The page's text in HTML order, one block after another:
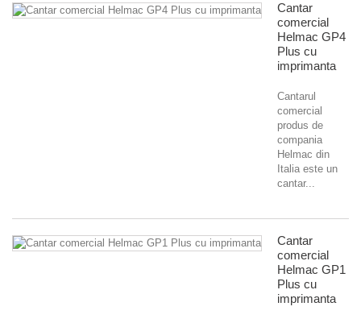
Cantar
comercial
Helmac GP4
Plus cu
imprimanta
Cantarul
comercial
produs de
compania
Helmac din
Italia este un
cantar...
Cantar
comercial
Helmac GP1
Plus cu
imprimanta